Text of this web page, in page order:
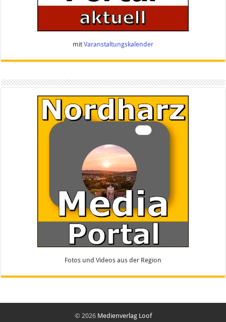
mitVaranstaltungskalender
Fotos und Videos aus der Region
© 2026 Medienverlag Loof